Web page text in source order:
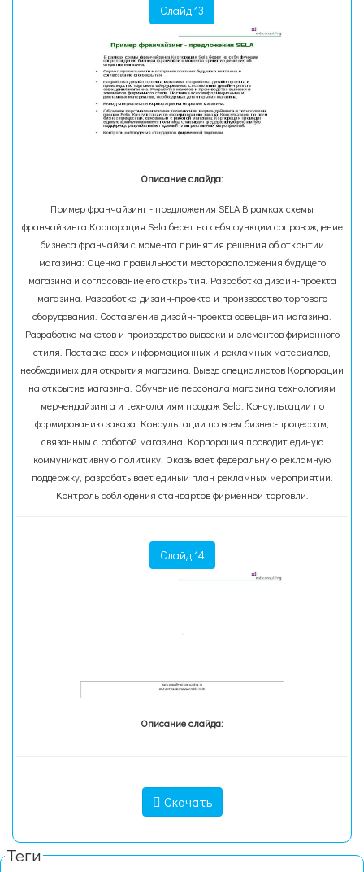
Слайд 13
Описание слайда:
Пример франчайзинг - предложения SELA В рамках схемы
франчайзинга Корпорация Sela берет на себя функции cопровождение
бизнеса франчайзи с момента принятия решения об открытии
магазина: Оценка правильности месторасположения будущего
магазина и согласование его открытия. Разработка дизайн-проекта
магазина. Разработка дизайн-проекта и производство торгового
оборудования. Составление дизайн-проекта освещения магазина.
Разработка макетов и производство вывески и элементов фирменного
стиля. Поставка всех информационных и рекламных материалов,
необходимых для открытия магазина. Выезд специалистов Корпорации
на открытие магазина. Обучение персонала магазина технологиям
мерчендайзинга и технологиям продаж Sela. Консультации по
формированию заказа. Консультации по всем бизнес-процессам,
связанным с работой магазина. Корпорация проводит единую
коммуникативную политику. Оказывает федеральную рекламную
поддержку, разрабатывает единый план рекламных мероприятий.
Контроль соблюдения стандартов фирменной торговли.
Слайд 14
Описание слайда:
Скачать
Теги